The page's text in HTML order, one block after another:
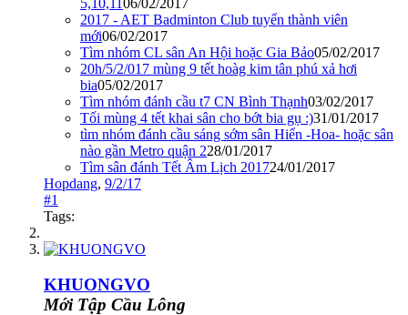
5,10,1106/02/2017
2017 - AET Badminton Club tuyển thành viên
mới06/02/2017
Tìm nhóm CL sân An Hội hoặc Gia Bảo05/02/2017
20h/5/2/017 mùng 9 tết hoàg kim tân phú xả hơi
bia05/02/2017
Tìm nhóm đánh cầu t7 CN Bình Thạnh03/02/2017
Tối mùng 4 tết khai sân cho bớt bia gụ :)31/01/2017
tìm nhóm đánh cầu sáng sớm sân Hiển -Hoa- hoặc sân
nào gần Metro quận 228/01/2017
Tìm sân đánh Tết Âm Lịch 201724/01/2017
Hopdang, 9/2/17
#1
Tags:
KHUONGVO
Mới Tập Cầu Lông